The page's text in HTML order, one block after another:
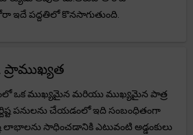
పద్దతిలో కొనసాగుతుంది.
ఒక ముఖ్యమైన మరియు ముఖ్యమైన పాత్ర
పనులను చేయడంలో ఇది సంబంధితంగా
లాభాలను సాధించడానికి ఎటువంటి అడ్డంకులు